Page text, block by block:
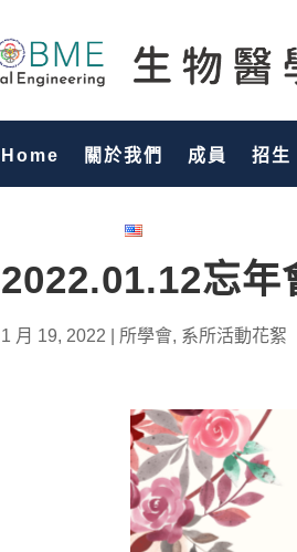
Home 關於我們 成員 招生
2022.01.12忘年
1 月 19, 2022 所學會, 系所活動花絮